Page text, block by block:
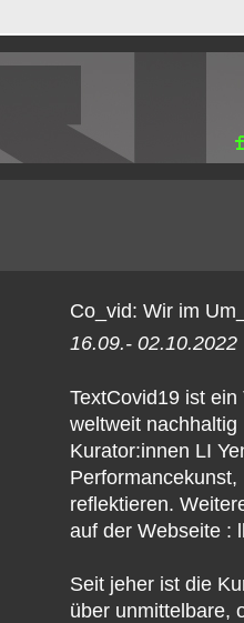
Co_vid: Wir im
16.09.-
TextCovid19 ist
weltweit
Kurator:innen LI
reflektieren.
auf der Webseite :
Seit jeher ist die
über unmittelbare,